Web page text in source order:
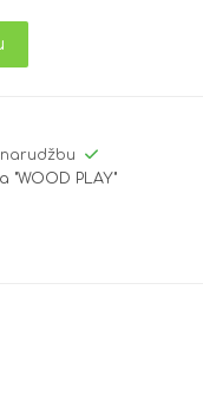
"WOOD PLAY"